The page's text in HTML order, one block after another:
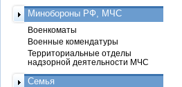
Минобороны РФ, МЧС
Военкоматы
Военные комендатуры
Территориальные отделы
надзорной деятельности МЧС
Семья